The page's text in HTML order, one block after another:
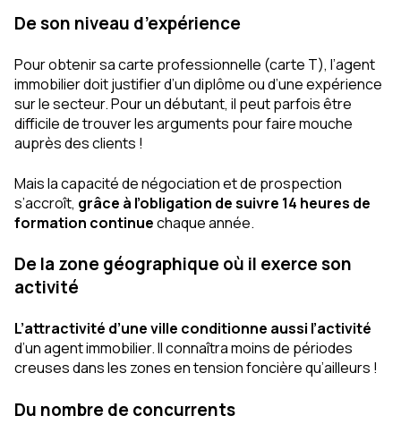
De son niveau d’expérience
Pour obtenir sa carte professionnelle (carte T), l’agent
immobilier doit justifier d’un diplôme ou d’une expérience
sur le secteur. Pour un débutant, il peut parfois être
difficile de trouver les arguments pour faire mouche
auprès des clients !
Mais la capacité de négociation et de prospection
s’accroît, grâce à l’obligation de suivre 14 heures de
formation continuechaque année.
De la zone géographique où il exerce son
activité
L’attractivité d’une ville conditionne aussi l’activité
d’un agent immobilier. Il connaîtra moins de périodes
creuses dans les zones en tension foncière qu’ailleurs !
Du nombre de concurrents